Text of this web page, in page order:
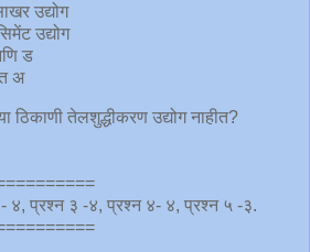
उद्योग
उद्योग
ड
अ
ठिकाणी तेलशुद्धीकरण उद्योग नाहीत?
४, प्रश्न ३ -४, प्रश्न ४- ४, प्रश्न ५ -३.